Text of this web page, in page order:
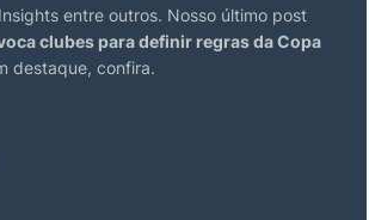
entre outros. Nosso último post
clubes para definir regras da Copa
destaque, confira.